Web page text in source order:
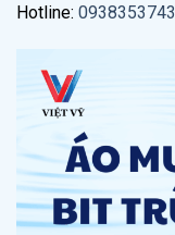
Hotline: 0938353743